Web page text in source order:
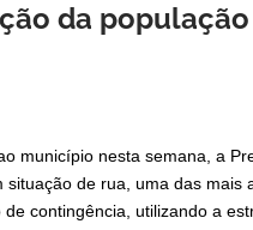
da
município nesta semana, a
de rua, uma das mais
contingência, utilizando a